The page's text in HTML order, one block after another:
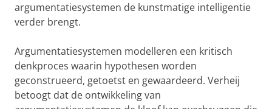
argumentatiesystemen de kunstmatige intelligentie
verder brengt.
Argumentatiesystemen modelleren een kritisch
denkproces waarin hypothesen worden
geconstrueerd, getoetst en gewaardeerd. Verheij
betoogt dat de ontwikkeling van